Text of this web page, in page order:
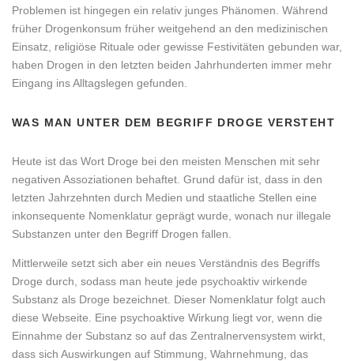
Problemen ist hingegen ein relativ junges Phänomen. Während
früher Drogenkonsum früher weitgehend an den medizinischen
Einsatz, religiöse Rituale oder gewisse Festivitäten gebunden war,
haben Drogen in den letzten beiden Jahrhunderten immer mehr
Eingang ins Alltagslegen gefunden.
WAS MAN UNTER DEM BEGRIFF DROGE VERSTEHT
Heute ist das Wort Droge bei den meisten Menschen mit sehr
negativen Assoziationen behaftet. Grund dafür ist, dass in den
letzten Jahrzehnten durch Medien und staatliche Stellen eine
inkonsequente Nomenklatur geprägt wurde, wonach nur illegale
Substanzen unter den Begriff Drogen fallen.
Mittlerweile setzt sich aber ein neues Verständnis des Begriffs
Droge durch, sodass man heute jede psychoaktiv wirkende
Substanz als Droge bezeichnet. Dieser Nomenklatur folgt auch
diese Webseite. Eine psychoaktive Wirkung liegt vor, wenn die
Einnahme der Substanz so auf das Zentralnervensystem wirkt,
dass sich Auswirkungen auf Stimmung, Wahrnehmung, das